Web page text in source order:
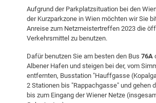
Aufgrund der Parkplatzsituation bei den
der Kurzparkzone in Wien möchten wir Sie
Anreise zum Netzmeistertreffen 2023 die
Verkehrsmittel zu benutzen.
Dafür benutzen Sie am besten den Bus 76A
Albener Hafen und steigen bei der, vom
entfernten, Busstation "Hauffgasse
2 Stationen bis "Rappachgasse" und gehen
bis zum Eingang der Wiener Netze